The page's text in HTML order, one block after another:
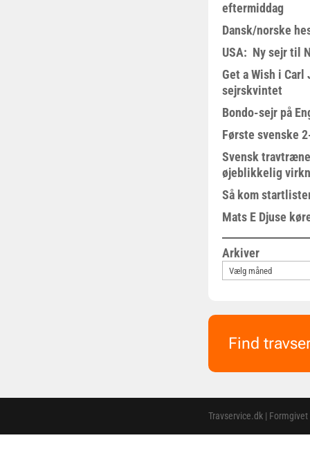
eftermiddag
Dansk/norske
USA: Ny sejr til
Get a Wish i Carl
sejrskvintet
Bondo-sejr på
Første svenske
Svensk
øjeblikkelig
Så kom
Mats E Djuse
Arkiver
Find
Travservice.dk |